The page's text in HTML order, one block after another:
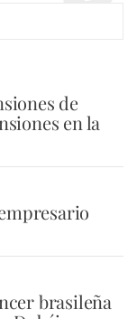
de
en la
brasileña